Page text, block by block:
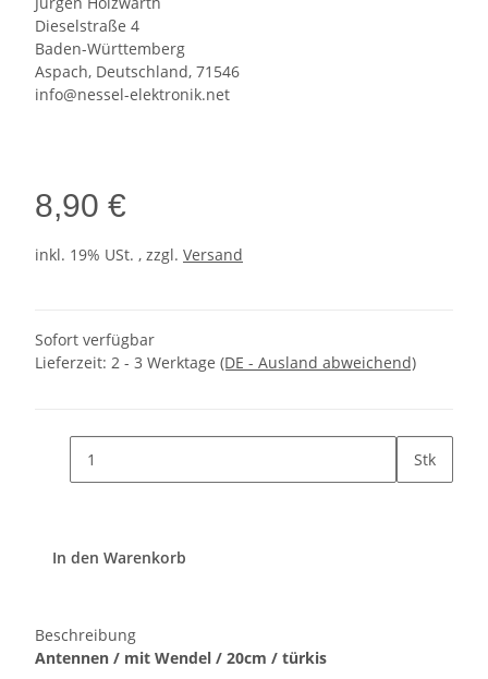
Dieselstraße 4
Baden-Württemberg
Aspach, Deutschland, 71546
info@nessel-elektronik.net
8,90 €
inkl. 19% USt. , zzgl. Versand
Sofort verfügbar
Lieferzeit: 2 - 3 Werktage (DE - Ausland abweichend)
Stk
In den Warenkorb
Beschreibung
Antennen / mit Wendel / 20cm / türkis